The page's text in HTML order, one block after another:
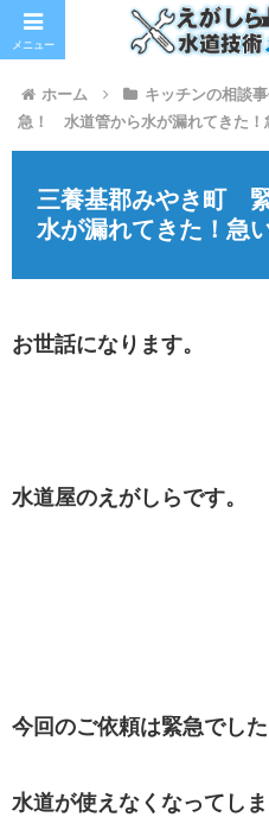
ホーム キッチンの相談事
急！ 水道管から水が漏れてきた！
三養基郡みやき町
水が漏れてきた！急
お世話になります。
水道屋のえがしらです。
今回のご依頼は緊急でした
水道が使えなくなってし
メニュー